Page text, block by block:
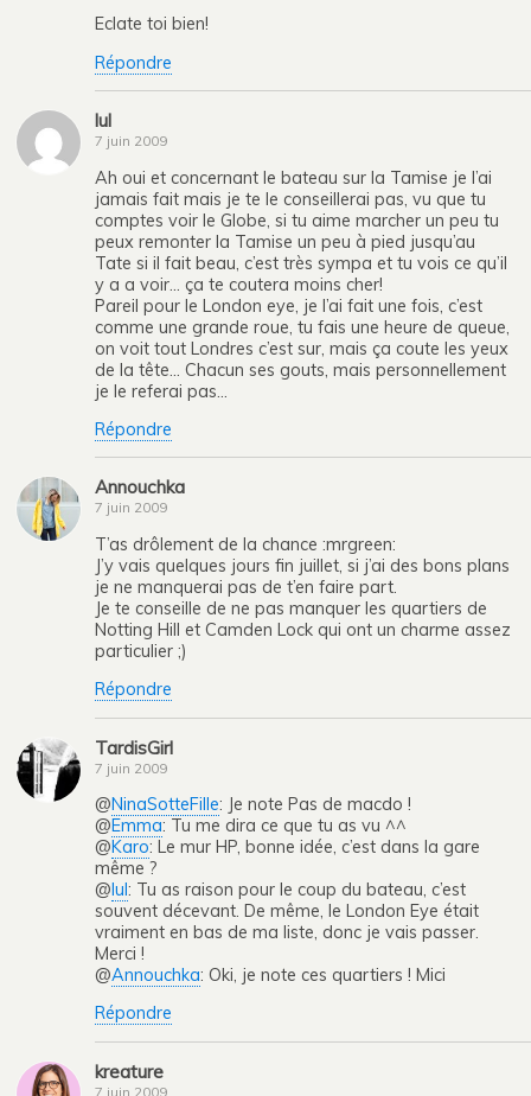
Eclate toi bien!
Répondre
lul
7 juin 2009
Ah oui et concernant le bateau sur la Tamise je l’ai
jamais fait mais je te le conseillerai pas, vu que tu
comptes voir le Globe, si tu aime marcher un peu tu
peux remonter la Tamise un peu à pied jusqu’au
Tate si il fait beau, c’est très sympa et tu vois ce qu’il
y a a voir… ça te coutera moins cher!
Pareil pour le London eye, je l’ai fait une fois, c’est
comme une grande roue, tu fais une heure de queue,
on voit tout Londres c’est sur, mais ça coute les yeux
de la tête… Chacun ses gouts, mais personnellement
je le referai pas…
Répondre
Annouchka
7 juin 2009
T’as drôlement de la chance :mrgreen:
J’y vais quelques jours fin juillet, si j’ai des bons plans
je ne manquerai pas de t’en faire part.
Je te conseille de ne pas manquer les quartiers de
Notting Hill et Camden Lock qui ont un charme assez
particulier ;)
Répondre
TardisGirl
7 juin 2009
@NinaSotteFille: Je note Pas de macdo !
@Emma: Tu me dira ce que tu as vu ^^
@Karo: Le mur HP, bonne idée, c’est dans la gare
même ?
@lul: Tu as raison pour le coup du bateau, c’est
souvent décevant. De même, le London Eye était
vraiment en bas de ma liste, donc je vais passer.
Merci !
@Annouchka: Oki, je note ces quartiers ! Mici
Répondre
kreature
7 juin 2009